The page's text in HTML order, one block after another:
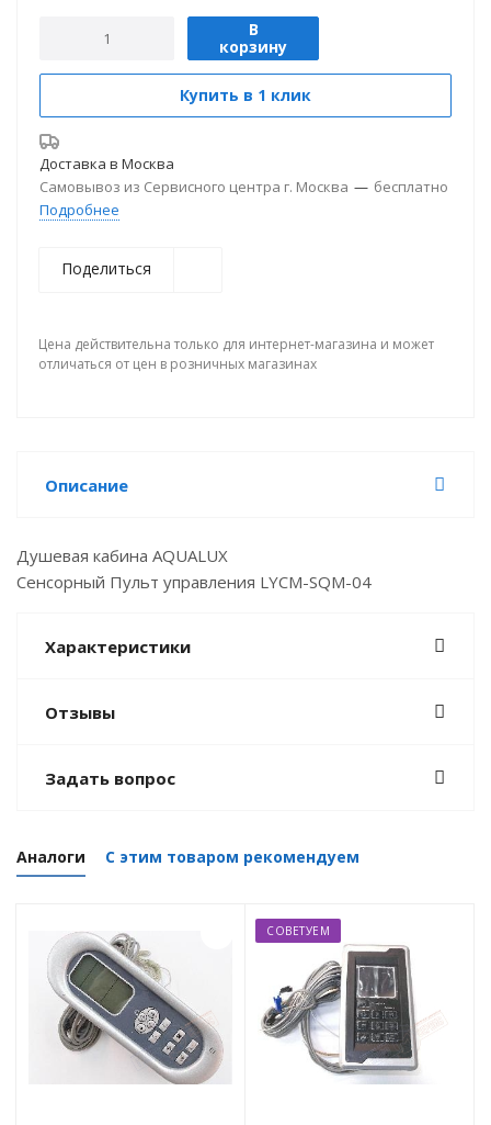
В
корзину
Купить в 1 клик
Доставка в Москва
Самовывоз из Сервисного центра г. Москва — бесплатно
Подробнее
Поделиться
Цена действительна только для интернет-магазина и может
отличаться от цен в розничных магазинах
Описание
Душевая кабина AQUALUX
Сенсорный Пульт управления LYCM-SQM-04
Характеристики
Отзывы
Задать вопрос
Аналоги С этим товаром рекомендуем
СОВЕТУЕМ